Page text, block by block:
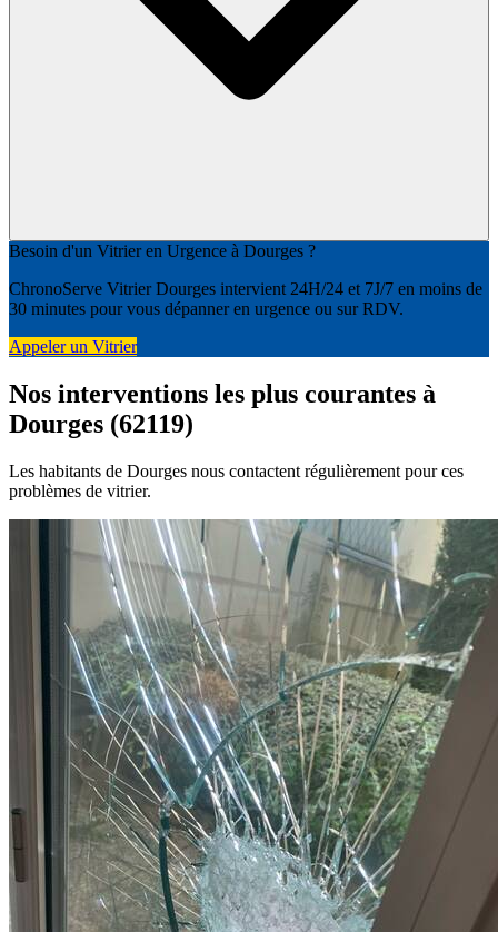
Besoin d'un Vitrier en Urgence à Dourges ?
ChronoServe Vitrier Dourges intervient 24H/24 et 7J/7 en moins de
30 minutes pour vous dépanner en urgence ou sur RDV.
Appeler un Vitrier
Nos interventions les plus courantes à
Dourges (62119)
Les habitants de Dourges nous contactent régulièrement pour ces
problèmes de vitrier.